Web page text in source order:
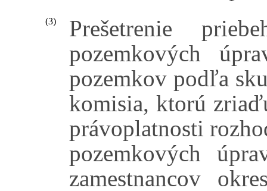
(3)
Prešetrenie
pozemkových
pozemkov podľa
komisia, ktorú
právoplatnosti
pozemkových
zamestnancov